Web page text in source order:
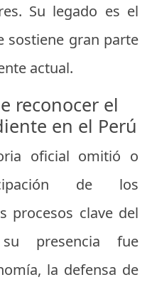
Su legado es el
sostiene gran parte
actual.
reconocer el
en el Perú
oficial omitió o
de los
procesos clave del
presencia fue
la defensa de